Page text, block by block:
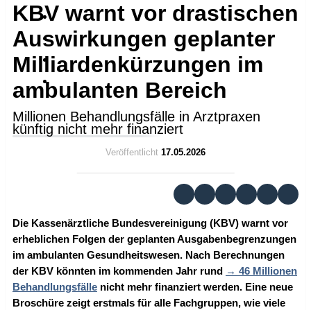
KBV warnt vor drastischen
Auswirkungen geplanter
Milliardenkürzungen im
ambulanten Bereich
Millionen Behandlungsfälle in Arztpraxen
künftig nicht mehr finanziert
Veröffentlicht 17.05.2026
Die Kassenärztliche Bundesvereinigung (KBV) warnt vor
erheblichen Folgen der geplanten Ausgabenbegrenzungen
im ambulanten Gesundheitswesen. Nach Berechnungen
der KBV könnten im kommenden Jahr rund
46 Millionen
Behandlungsfälle nicht mehr finanziert werden. Eine neue
Broschüre zeigt erstmals für alle Fachgruppen, wie viele